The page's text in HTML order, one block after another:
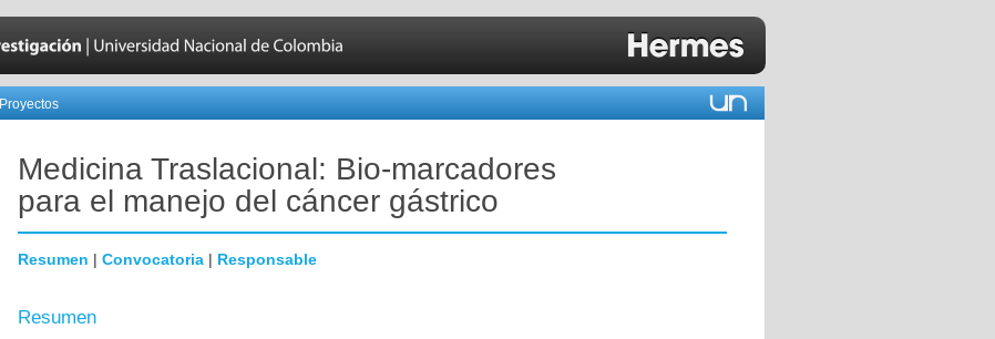
Proyectos
Medicina Traslacional: Bio-marcadores
para el manejo del cáncer gástrico
Resumen | Convocatoria | Responsable
Resumen